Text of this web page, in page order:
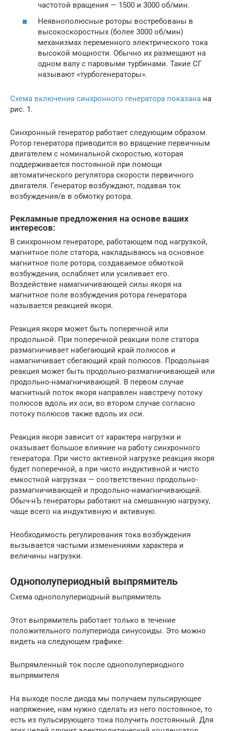
частотой вращения — 1500 и 3000 об/мин.
Неявнополюсные роторы востребованы в
высокоскоростных (более 3000 об/мин)
механизмах переменного электрического тока
высокой мощности. Обычно их размещают на
одном валу с паровыми турбинами. Такие СГ
называют «турбогенераторы».
Схема включения синхронного генератора показана на
рис. 1.
Синхронный генератор работает следующим образом.
Ротор генератора приводится во вращение первичным
двигателем с номинальной скоростью, которая
поддерживается постоянной при помощи
автоматического регулятора скорости первичного
двигателя. Генератор возбуждают, подавая ток
возбуждения/в в обмотку ротора.
Рекламные предложения на основе ваших
интересов:
В синхронном генераторе, работающем под нагрузкой,
магнитное поле статора, накладываюсь на основное
магнитное поле ротора, создаваемое обмоткой
возбуждения, ослабляет или усиливает его.
Воздействие намагничивающей силы якоря на
магнитное поле возбуждения ротора генератора
называется реакцией якоря.
Реакция якоря может быть поперечной или
продольной. При поперечной реакции поле статора
размагничивает набегающий край полюсов и
намагничивает сбегающий край полюсов. Продольная
реакция может быть продольно-размагничивающей или
продольно-намагничивающей. В первом случае
магнитный поток якоря направлен навстречу потоку
полюсов вдоль их оси, во втором случае согласно
потоку полюсов также вдоль их оси.
Реакция якоря зависит от характера нагрузки и
оказывает большое влияние на работу синхронного
генератора. При чисто активной нагрузке реакция якоря
будет поперечной, а при чисто индуктивной и чисто
емкостной нагрузках — соответственно продольно-
размагничивающей и продольно-намагничивающей.
Обыч-нЪ генераторы работают на смешанную нагрузку,
чаще всего на индуктивную и активную.
Необходимость регулирования тока возбуждения
вызывается частыми изменениями характера и
величины нагрузки.
Однополупериодный выпрямитель
Схема однополупериодный выпрямитель
Этот выпрямитель работает только в течение
положительного полупериода синусоиды. Это можно
видеть на следующем графике:
Выпрямленный ток после однополупериодного
выпрямителя
На выходе после диода мы получаем пульсирующее
напряжение, нам нужно сделать из него постоянное, то
есть из пульсирующего тока получить постоянный. Для